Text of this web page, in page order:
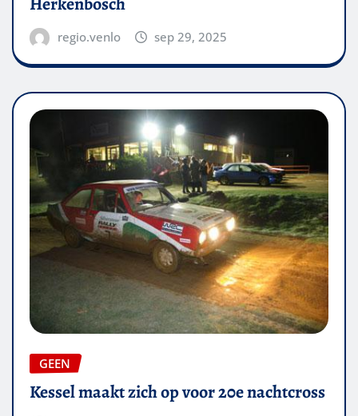
regio.venlo sep 29, 2025
GEEN
Kessel maakt zich op voor 20e nachtcross